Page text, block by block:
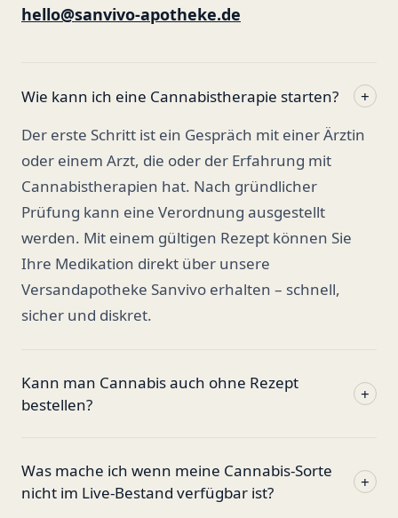
hello@sanvivo-apotheke.de
Wie kann ich eine Cannabistherapie starten?
+
Der erste Schritt ist ein Gespräch mit einer Ärztin
oder einem Arzt, die oder der Erfahrung mit
Cannabistherapien hat. Nach gründlicher
Prüfung kann eine Verordnung ausgestellt
werden. Mit einem gültigen Rezept können Sie
Ihre Medikation direkt über unsere
Versandapotheke Sanvivo erhalten – schnell,
sicher und diskret.
Kann man Cannabis auch ohne Rezept
bestellen?
+
Was mache ich wenn meine Cannabis-Sorte
nicht im Live-Bestand verfügbar ist?
+